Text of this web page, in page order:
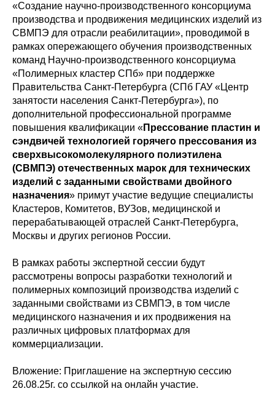
«Создание научно-производственного консорциума
производства и продвижения медицинских изделий из
СВМПЭ для отрасли реабилитации», проводимой в
рамках опережающего обучения производственных
команд Научно-производственного консорциума
«Полимерных кластер СПб» при поддержке
Правительства Санкт-Петербурга (СПб ГАУ «Центр
занятости населения Санкт-Петербурга»), по
дополнительной профессиональной программе
повышения квалификации «Прессование пластин и
сэндвичей технологией горячего прессования из
сверхвысокомолекулярного полиэтилена
(СВМПЭ) отечественных марок для технических
изделий с заданными свойствами двойного
назначения» примут участие ведущие специалисты
Кластеров, Комитетов, ВУЗов, медицинской и
перерабатывающей отраслей Санкт-Петербурга,
Москвы и других регионов России.
В рамках работы экспертной сессии будут
рассмотрены вопросы разработки технологий и
полимерных композиций производства изделий с
заданными свойствами из СВМПЭ, в том числе
медицинского назначения и их продвижения на
различных цифровых платформах для
коммерциализации.
Вложение: Приглашение на экспертную сессию
26.08.25г. со ссылкой на онлайн участие.